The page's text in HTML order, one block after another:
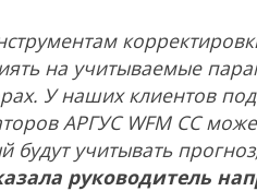
на учитываемые
У наших клиентов
АРГУС WFM СС
учитывать
руководитель